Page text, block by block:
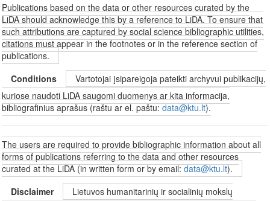
Publications based on the data or other resources curated by the
LiDA should acknowledge this by a reference to LiDA. To ensure that
such attributions are captured by social science bibliographic utilities,
citations must appear in the footnotes or in the reference section of
publications.
Conditions
Vartotojai įsipareigoja pateikti archyvui publikacijų,
kuriose naudoti LiDA saugomi duomenys ar kita informacija,
bibliografinius aprašus (raštu ar el. paštu:data@ktu.lt).
The users are required to provide bibliographic information about all
forms of publications referring to the data and other resources
curated at the LiDA (in written form or by email:data@ktu.lt).
Disclaimer
Lietuvos humanitarinių ir socialinių mokslų